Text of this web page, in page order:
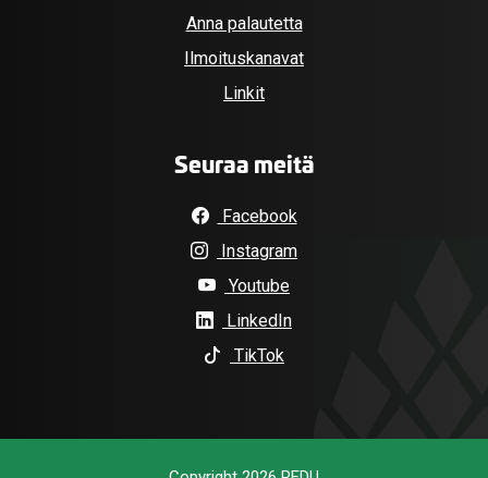
Anna palautetta
Ilmoituskanavat
Linkit
Seuraa meitä
Facebook
Instagram
Youtube
LinkedIn
TikTok